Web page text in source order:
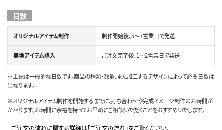
日数
オリジナルアイテム制作 制作開始後、5～7営業日で発送
無地アイテム購入 ご注文完了後、1～2営業日で発送
※上記は一般的な日数です。商品の種類・数量、また加工するデザインによって必要日数は
異なります。
※オリジナルアイテム制作を開始するまでに、打ち合わせや完成イメージ制作のお時間が
かかります。お時間に余裕を持ってお早めにご相談いただくことをおすすめいたします。
ご注文の流れに関する詳細は「ご注文の流れ」をご覧ください。